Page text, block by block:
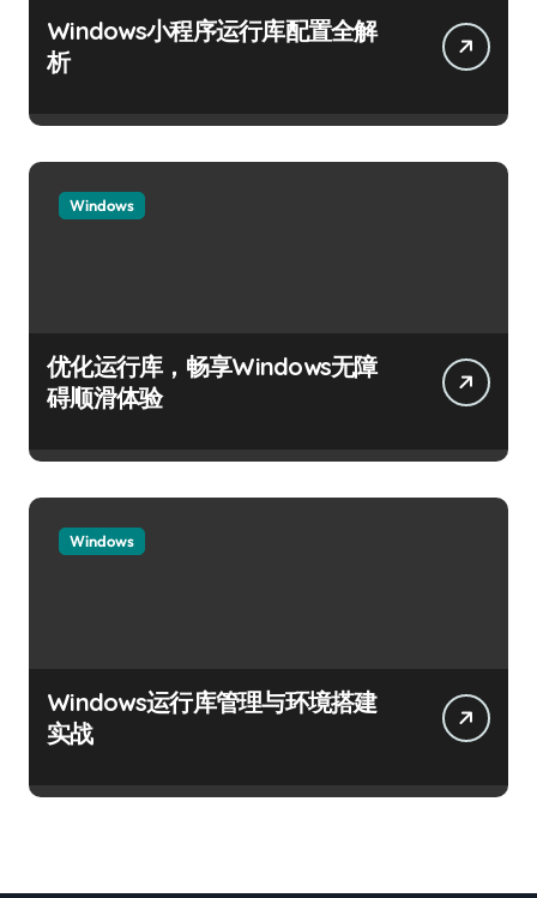
Windows小程序运行库配置全解
析
Windows
优化运行库，畅享Windows无障
碍顺滑体验
Windows
Windows运行库管理与环境搭建
实战